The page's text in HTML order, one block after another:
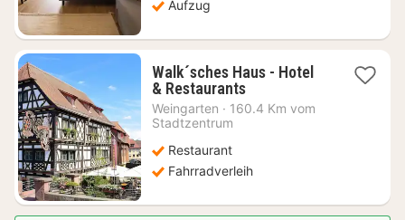
Aufzug
Walk´sches Haus - Hotel
& Restaurants1
Nacht
Weingarten · 160.4 Km vom
Stadtzentrum
Restaurant
Fahrradverleih